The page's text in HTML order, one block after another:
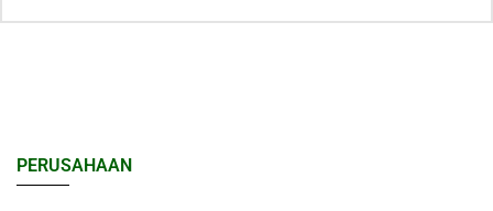
PERUSAHAAN